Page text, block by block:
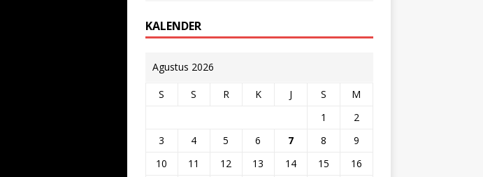
KALENDER
Agustus 2026
S S R K J S
M
1
2
3
4 5 6 7 8
9
10
11 12 13 14 15
16